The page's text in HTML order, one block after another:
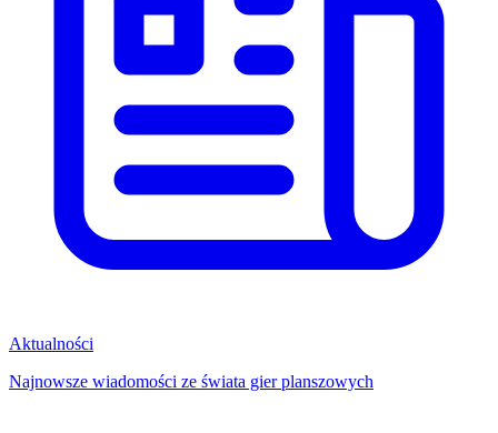
Aktualności
Najnowsze wiadomości ze świata gier planszowych